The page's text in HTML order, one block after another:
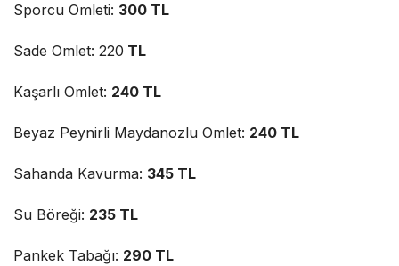
Sporcu Omleti: 300 TL
Sade Omlet: 220 TL
Kaşarlı Omlet: 240 TL
Beyaz Peynirli Maydanozlu Omlet: 240 TL
Sahanda Kavurma: 345 TL
Su Böreği: 235 TL
Pankek Tabağı: 290 TL